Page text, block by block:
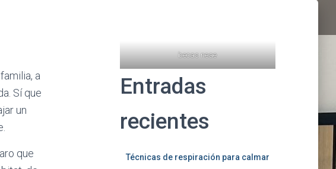
a
Sí que
un
que
becas neae
Entradas
recientes
Técnicas de respiración para calmar